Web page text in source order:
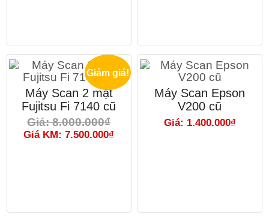
Giảm giá!
Máy Scan 2 mặt
Fujitsu Fi 7140 cũ
Giá: 8.000.000₫
Giá KM: 7.500.000₫
Máy Scan Epson
V200 cũ
Giá: 1.400.000₫